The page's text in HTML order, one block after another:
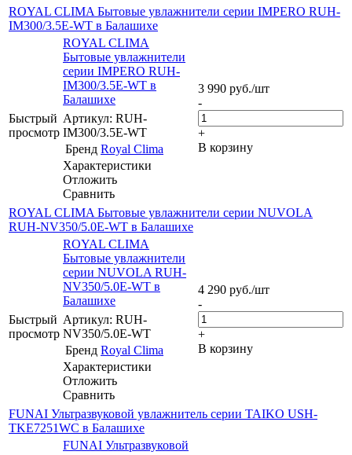
ROYAL CLIMA Бытовые увлажнители серии IMPERO RUH-
IM300/3.5E-WT в Балашихе
Быстрый
просмотр
ROYAL CLIMA
Бытовые увлажнители
серии IMPERO RUH-
IM300/3.5E-WT в
Балашихе
Артикул: RUH-
IM300/3.5E-WT
Бренд Royal Clima
Характеристики
Отложить
Сравнить
3 990 руб./шт
-
+
В корзину
ROYAL CLIMA Бытовые увлажнители серии NUVOLA
RUH-NV350/5.0E-WT в Балашихе
Быстрый
просмотр
ROYAL CLIMA
Бытовые увлажнители
серии NUVOLA RUH-
NV350/5.0E-WT в
Балашихе
Артикул: RUH-
NV350/5.0E-WT
Бренд Royal Clima
Характеристики
Отложить
Сравнить
4 290 руб./шт
-
+
В корзину
FUNAI Ультразвуковой увлажнитель серии TAIKO USH-
TKE7251WC в Балашихе
FUNAI Ультразвуковой